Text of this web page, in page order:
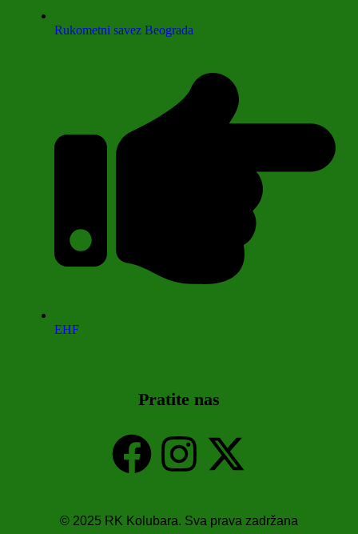
Rukometni savez Beograda
EHF
Pratite nas
© 2025 RK Kolubara. Sva prava zadržana